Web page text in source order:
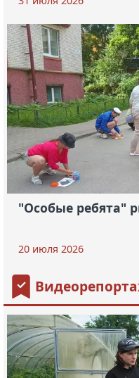
"Особые ребята"
20 июля 2026